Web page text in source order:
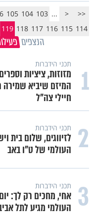
<<
<
...
103
104
105
114
115
116
117
118
119
הנצפים
1 תכני הידברות
מזוזות, ציציות
המיזם שיביא שמירה
חיילי צה"ל
2 תכני הידברות
לזיווגים, שלום בית
העולמי של ט"ו באב
3 תכני הידברות
אחי, מחכים רק לך:
העולמי מגיע לתל